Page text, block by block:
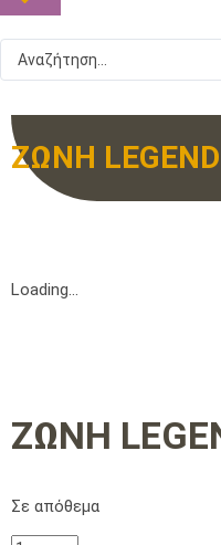
ΖΩΝΗ
Loading...
ΖΩΝΗ
Σε απόθεμα